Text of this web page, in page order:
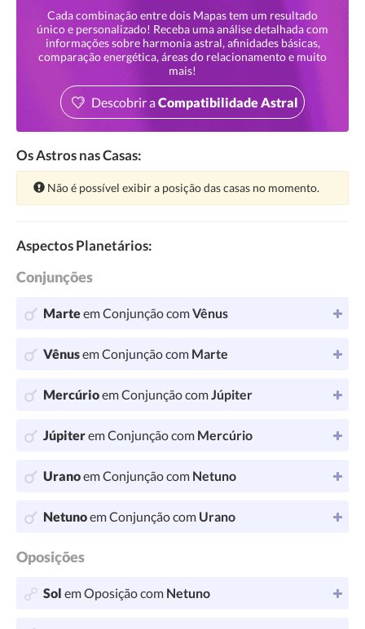
Cada combinação entre dois Mapas tem um resultado
único e personalizado! Receba uma análise detalhada com
informações sobre harmonia astral, afinidades básicas,
comparação energética, áreas do relacionamento e muito
mais!
Descobrir aCompatibilidade Astral
Os Astros nas Casas:
Atenção:
Não é possível exibir a posição das casas no momento.
Aspectos Planetários:
Conjunções
Marteem Conjunção comVênus
Vênusem Conjunção com Marte
Mercúrioem Conjunção comJúpiter
Júpiterem Conjunção com Mercúrio
Uranoem Conjunção com Netuno
Netunoem Conjunção com Urano
Oposições
Sol em Oposição com Netuno